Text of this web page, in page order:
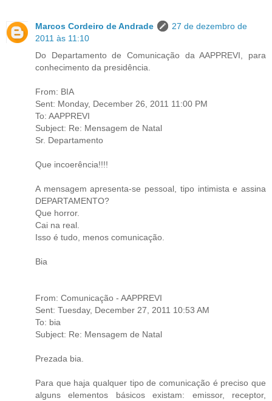
Marcos Cordeiro de Andrade
27 de dezembro de
2011 às 11:10
Do Departamento de Comunicação da AAPPREVI, para
conhecimento da presidência.
From: BIA
Sent: Monday, December 26, 2011 11:00 PM
To: AAPPREVI
Subject: Re: Mensagem de Natal
Sr. Departamento
Que incoerência!!!!
A mensagem apresenta-se pessoal, tipo intimista e assina
DEPARTAMENTO?
Que horror.
Cai na real.
Isso é tudo, menos comunicação.
Bia
From: Comunicação - AAPPREVI
Sent: Tuesday, December 27, 2011 10:53 AM
To: bia
Subject: Re: Mensagem de Natal
Prezada bia.
Para que haja qualquer tipo de comunicação é preciso que
alguns elementos básicos existam: emissor, receptor,